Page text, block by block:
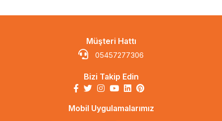
Müşteri Hattı
05457277306
Bizi Takip Edin
Mobil Uygulamalarımız